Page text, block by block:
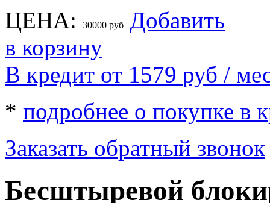
ЦЕНА: 30000 руб
Добавить
в корзину
В кредит от 1579 руб /
* подробнее о покупке в
Заказать обратный звонок
Бесштыревой